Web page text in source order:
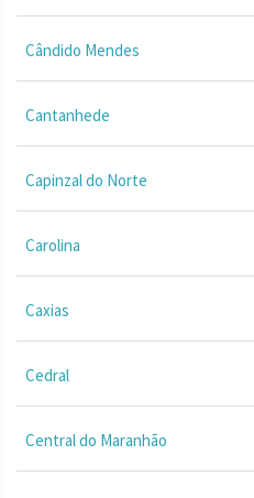
Cândido Mendes
Cantanhede
Capinzal do Norte
Carolina
Caxias
Cedral
Central do Maranhão